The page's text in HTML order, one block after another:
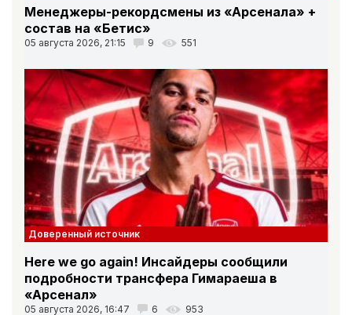
Менеджеры-рекордсмены из «Арсенала» +
состав на «Бетис»
05 августа 2026, 21:15 9 551
Доверенный источник
Here we go again! Инсайдеры сообщили
подробности трансфера Гимараеша в
«Арсенал»
05 августа 2026, 16:47 6 953